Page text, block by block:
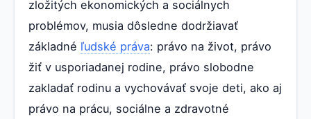
zložitých ekonomických a sociálnych
problémov, musia dôsledne dodržiavať
základné ľudské práva: právo na život, právo
žiť v usporiadanej rodine, právo slobodne
zakladať rodinu a vychovávať svoje deti, ako aj
právo na prácu, sociálne a zdravotné